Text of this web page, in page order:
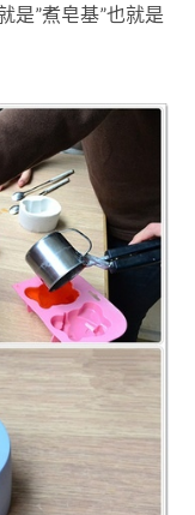
是”煮皂基”也就是